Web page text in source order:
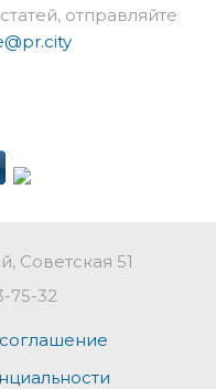
отправляйте
Советская 51
75-32